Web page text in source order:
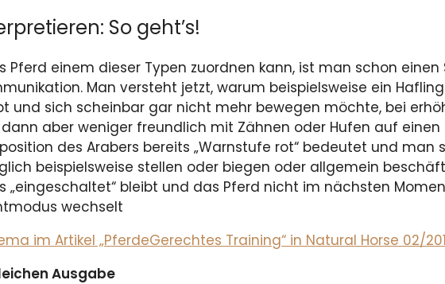
So geht’s!
Pferd einem dieser Typen zuordnen kann, ist man schon einen
Man versteht jetzt, warum beispielsweise ein
und sich scheinbar gar nicht mehr bewegen möchte, bei
aber weniger freundlich mit Zähnen oder Hufen auf einen
des Arabers bereits „Warnstufe rot“ bedeutet und man
beispielsweise stellen oder biegen oder allgemein
„eingeschaltet“ bleibt und das Pferd nicht im nächsten
wechselt
im Artikel „PferdeGerechtes Training“ in Natural Horse 02/
Ausgabe